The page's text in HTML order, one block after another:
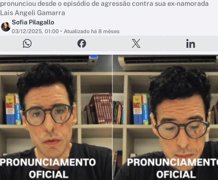
pronunciou desde o episódio de agressão contra sua ex-namorada
Lais Angeli Gamarra
Sofia Pilagallo
03/12/2025, 01:00 • Atualizado há 8 mêses